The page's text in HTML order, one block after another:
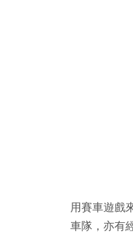
用賽車遊戲
車隊，亦有